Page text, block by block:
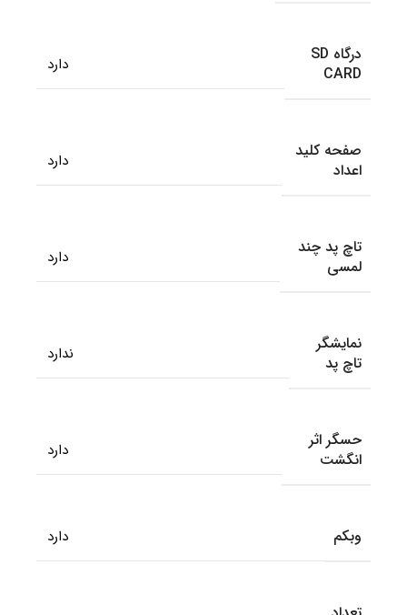
درگاه SD
CARD
دارد
صفحه کلید
اعداد
دارد
تاچ پد چند
لمسی
دارد
نمایشگر
تاچ پد
ندارد
حسگر اثر
انگشت
دارد
وبکم دارد